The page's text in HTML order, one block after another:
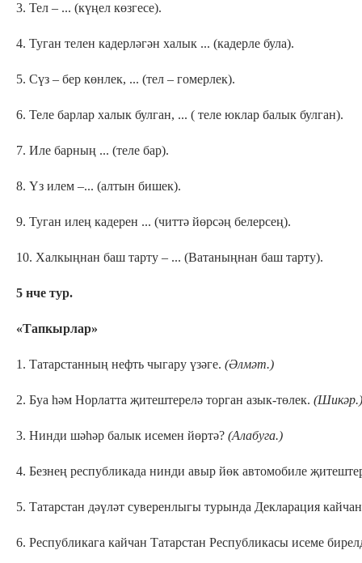
3. Тел – ... (күңел көзгесе).
4. Туган телен кадерләгән халык ... (кадерле була).
5. Сүз – бер көнлек, ... (тел – гомерлек).
6. Теле барлар халык булган, ... ( теле юклар балык булган).
7. Иле барның ... (теле бар).
8. Үз илем –... (алтын бишек).
9. Туган илең кадерен ... (читтә йөрсәң белерсең).
10. Халкыңнан баш тарту – ... (Ватаныңнан баш тарту).
5 нче тур.
«Тапкырлар»
1. Татарстанның нефть чыгару үзәге. (Әлмәт.)
2. Буа һәм Норлатта җитештерелә торган азык-төлек. (Шикәр.)
3. Нинди шәһәр балык исемен йөртә? (Алабуга.)
4. Безнең республикада нинди авыр йөк автомобиле
5. Татарстан дәүләт суверенлыгы турында Декларация
6. Республикага кайчан Татарстан Республикасы исеме